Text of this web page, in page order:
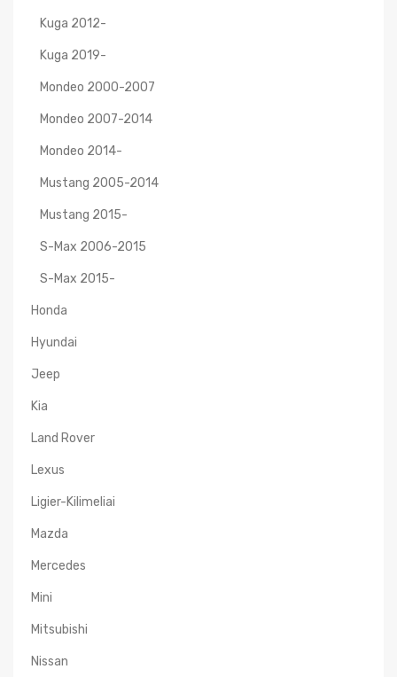
Kuga 2012-
Kuga 2019-
Mondeo 2000-2007
Mondeo 2007-2014
Mondeo 2014-
Mustang 2005-2014
Mustang 2015-
S-Max 2006-2015
S-Max 2015-
Honda
Hyundai
Jeep
Kia
Land Rover
Lexus
Ligier-Kilimeliai
Mazda
Mercedes
Mini
Mitsubishi
Nissan